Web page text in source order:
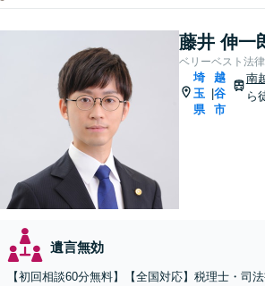
藤井 伸一
ベリーベスト法
埼
玉
県
越
谷
市
南
ら
遺言無効
【初回相談60分無料】【全国対応】税理士・司